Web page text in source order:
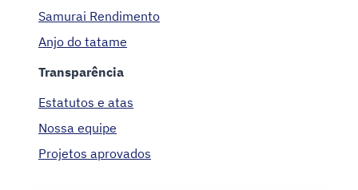
Samurai Rendimento
Anjo do tatame
Transparência
Estatutos e atas
Nossa equipe
Projetos aprovados